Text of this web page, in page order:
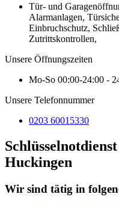
Tür- und
Alarmanlagen,
Einbruchschutz,
Zutrittskontrollen,
Unsere Öffnungszeiten
Mo-So 00:00-24:00 -
Unsere Telefonnummer
0203 60015330
Huckingen
Wir sind tätig in